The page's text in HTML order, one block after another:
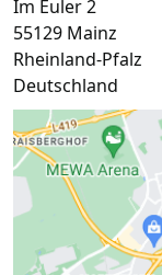
Im Euler 2
55129 Mainz
Rheinland-Pfalz
Deutschland